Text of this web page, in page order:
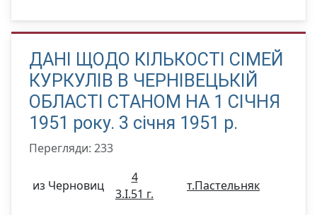
ДАНІ ЩОДО КІЛЬКОСТІ СІМЕЙ
КУРКУЛІВ В ЧЕРНІВЕЦЬКІЙ
ОБЛАСТІ СТАНОМ НА 1 СІЧНЯ
1951 року. 3 січня 1951 р.
Перегляди: 233
из Черновиц
4
3.I.51 г.
т.Пастельняк